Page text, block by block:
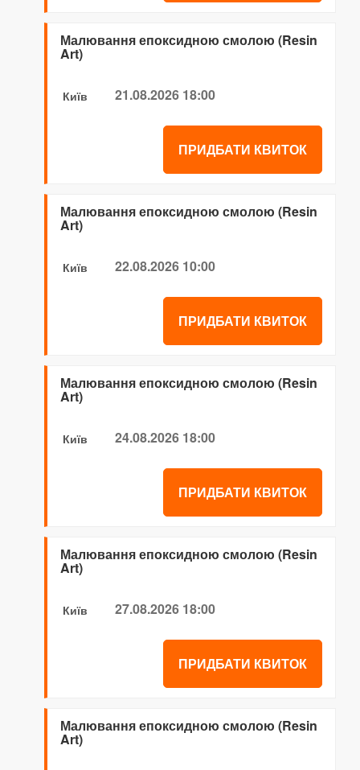
Малювання епоксидною смолою (Resin
Art)
Київ 21.08.2026 18:00
ПРИДБАТИ КВИТОК
Малювання епоксидною смолою (Resin
Art)
Київ 22.08.2026 10:00
ПРИДБАТИ КВИТОК
Малювання епоксидною смолою (Resin
Art)
Київ 24.08.2026 18:00
ПРИДБАТИ КВИТОК
Малювання епоксидною смолою (Resin
Art)
Київ 27.08.2026 18:00
ПРИДБАТИ КВИТОК
Малювання епоксидною смолою (Resin
Art)